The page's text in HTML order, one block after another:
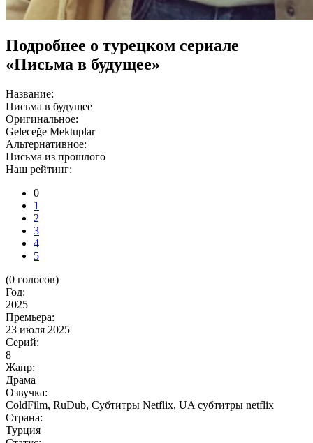
Подробнее о турецком сериале
«Письма в будущее»
Название:
Письма в будущее
Оригинальное:
Geleceğe Mektuplar
Альтернативное:
Письма из прошлого
Наш рейтинг:
0
1
2
3
4
5
(0 голосов)
Год:
2025
Премьера:
23 июля 2025
Серий:
8
Жанр:
Драма
Озвучка:
ColdFilm, RuDub, Субтитры Netflix, UA субтитры netflix
Страна:
Турция